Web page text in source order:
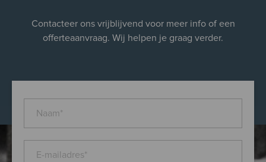
Contacteer ons vrijblijvend voor meer info of een
offerteaanvraag. Wij helpen je graag verder.